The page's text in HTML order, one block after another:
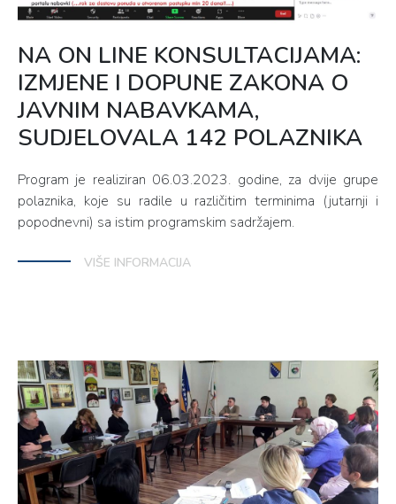
NA ON LINE KONSULTACIJAMA:
IZMJENE I DOPUNE ZAKONA O
JAVNIM NABAVKAMA,
SUDJELOVALA 142 POLAZNIKA
Program je realiziran 06.03.2023. godine, za dvije grupe
polaznika, koje su radile u različitim terminima (jutarnji i
popodnevni) sa istim programskim sadržajem.
VIŠE INFORMACIJA